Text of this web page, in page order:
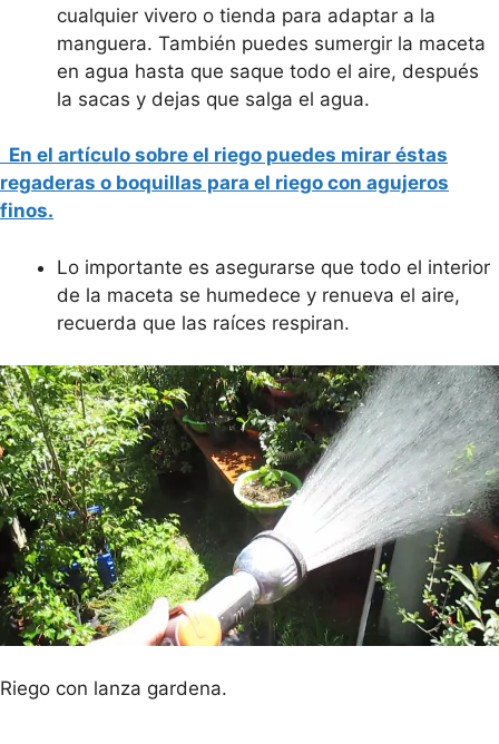
cualquier vivero o tienda para adaptar a la
manguera. También puedes sumergir la maceta
en agua hasta que saque todo el aire, después
la sacas y dejas que salga el agua.
En el artículo sobre el riego puedes mirar éstas
regaderas o boquillas para el riego con agujeros
finos.
Lo importante es asegurarse que todo el interior
de la maceta se humedece y renueva el aire,
recuerda que las raíces respiran.
Riego con lanza gardena.